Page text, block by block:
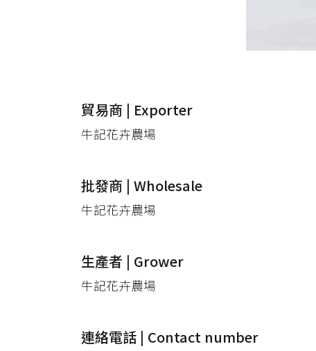
貿易商 | Exporter
牛記花卉農場
批發商 | Wholesale
牛記花卉農場
生產者 | Grower
牛記花卉農場
連絡電話 | Contact number